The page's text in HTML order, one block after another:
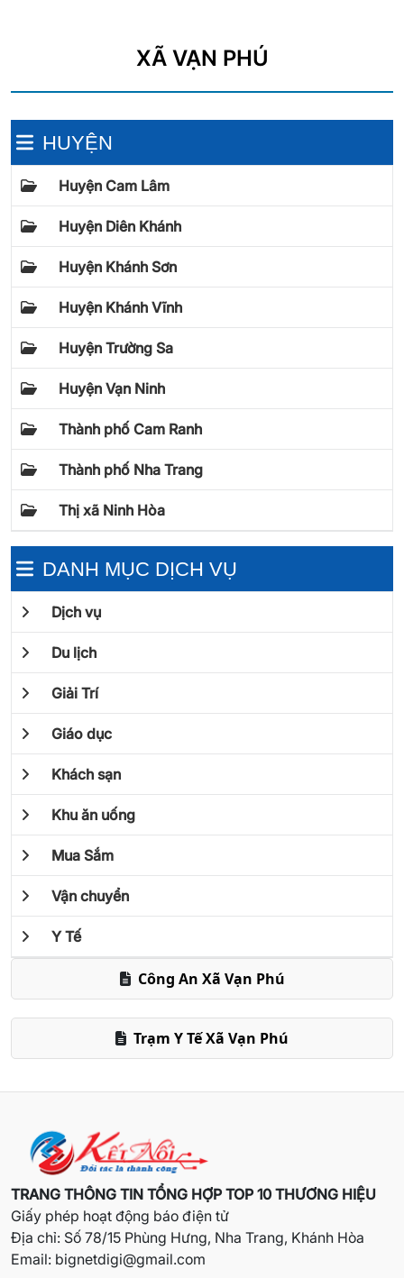
XÃ VẠN PHÚ
HUYỆN
Huyện Cam Lâm
Huyện Diên Khánh
Huyện Khánh Sơn
Huyện Khánh Vĩnh
Huyện Trường Sa
Huyện Vạn Ninh
Thành phố Cam Ranh
Thành phố Nha Trang
Thị xã Ninh Hòa
DANH MỤC DỊCH VỤ
Dịch vụ
Du lịch
Giải Trí
Giáo dục
Khách sạn
Khu ăn uống
Mua Sắm
Vận chuyển
Y Tế
Công An Xã Vạn Phú
Trạm Y Tế Xã Vạn Phú
TRANG THÔNG TIN TỔNG HỢP TOP 10 THƯƠNG HIỆU
Giấy phép hoạt động báo điện tử
Địa chỉ: Số 78/15 Phùng Hưng, Nha Trang, Khánh Hòa
Email: bignetdigi@gmail.com